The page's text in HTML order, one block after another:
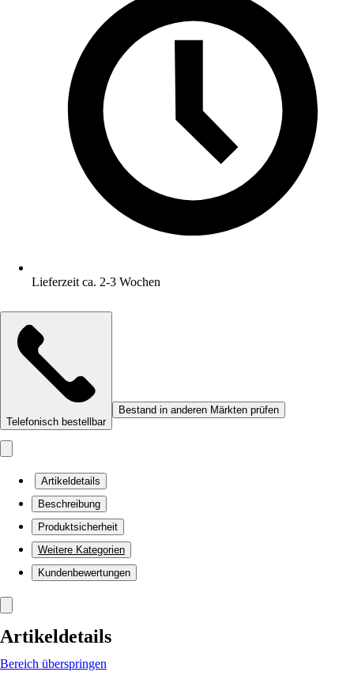
Lieferzeit ca. 2-3 Wochen
Telefonisch bestellbar
Bestand in anderen Märkten prüfen
Artikeldetails
Beschreibung
Produktsicherheit
Weitere Kategorien
Kundenbewertungen
Artikeldetails
Bereich überspringen